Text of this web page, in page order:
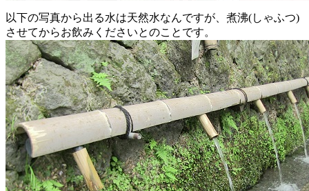
以下の写真から出る水は天然水なんですが、煮沸(しゃふつ)
させてからお飲みくださいとのことです。